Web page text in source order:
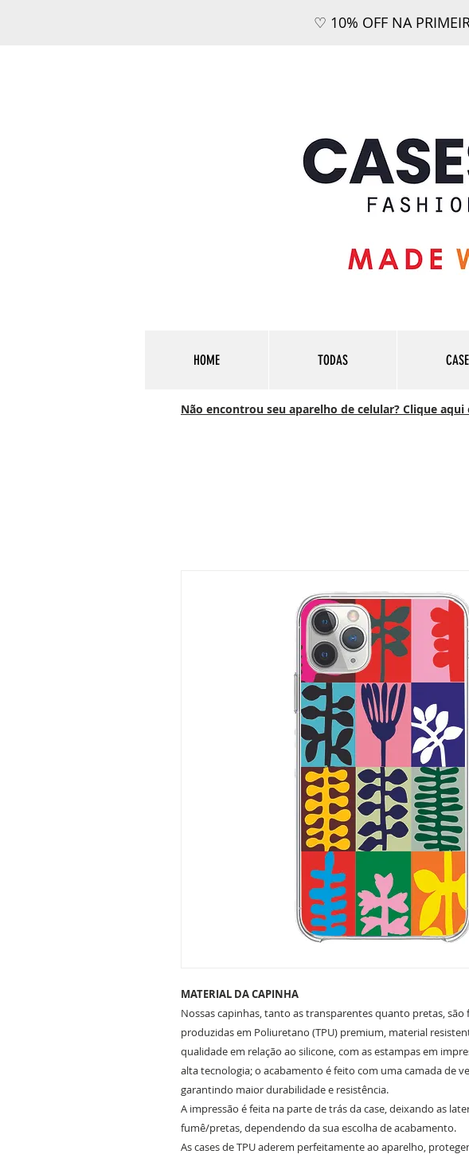
♡ 10% OFF NA
HOME TODAS
Não encontrou seu aparelho de celular? Clique
MATERIAL DA CAPINHA
Nossas capinhas, tanto as transparentes quanto pretas, são
produzidas em Poliuretano (TPU) premium, material
qualidade em relação ao silicone, com as estampas em
alta tecnologia; o acabamento é feito com uma camada de
garantindo maior durabilidade e resistência.
A impressão é feita na parte de trás da case, deixando as
fumê/pretas, dependendo da sua escolha de acabamento.
As cases de TPU aderem perfeitamente ao aparelho,